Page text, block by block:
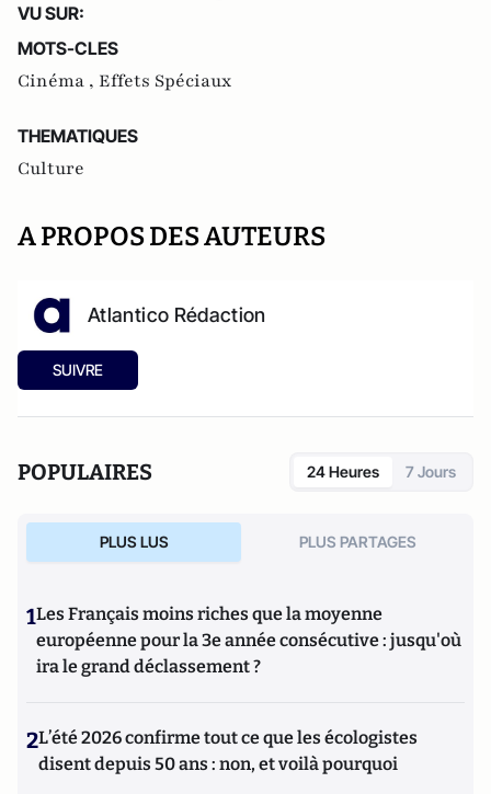
VU SUR:
MOTS-CLES
Cinéma , Effets Spéciaux
THEMATIQUES
Culture
A PROPOS DES AUTEURS
Atlantico Rédaction
SUIVRE
POPULAIRES 24 Heures 7 Jours
PLUS LUS PLUS PARTAGES
1Les Français moins riches que la moyenne
européenne pour la 3e année consécutive : jusqu'où
ira le grand déclassement ?
2L’été 2026 confirme tout ce que les écologistes
disent depuis 50 ans : non, et voilà pourquoi